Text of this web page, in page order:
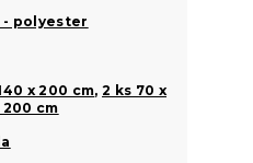
polyester
x 200 cm,2 ks 70 x
200 cm